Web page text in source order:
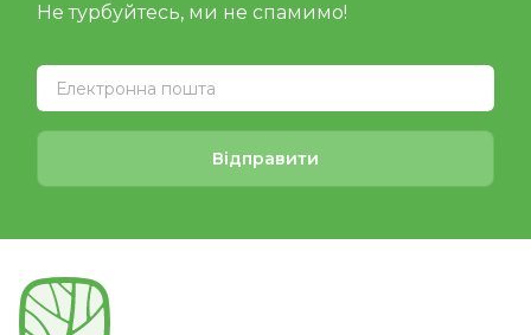
Не турбуйтесь, ми не спамимо!
Відправити